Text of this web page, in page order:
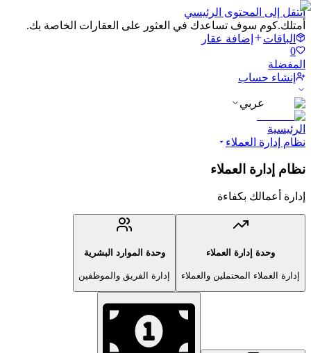
انتقل إلى المحتوى الرئيسي
أمتلك.كوم سوف تساعدك في العثور على العقارات الخاصة بك.
الباقات
إضافة عقار
0
المفضلة
إنشاء حساب
عربي
الرئيسية
نظام إدارة العملاء
نظام إدارة العملاء
إدارة أعمالك بكفاءة
وحدة إدارة العملاء
إدارة العملاء المحتملين والعملاء
وحدة الموارد البشرية
إدارة الفريق والموظفين